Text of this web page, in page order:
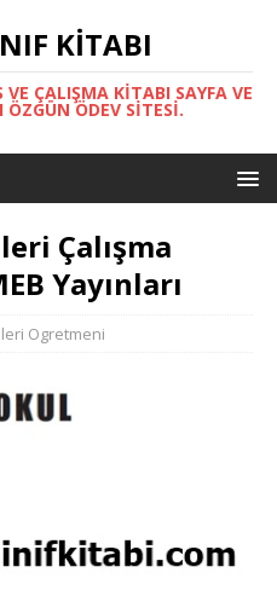
KITABI
ÇALIŞMA KITABI SAYFA VE
ÖDEV SITESI.
Çalışma
Yayınları
Ogretmeni